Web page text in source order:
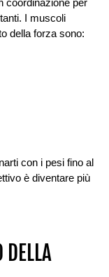
coordinazione per
I muscoli
della forza sono:
con i pesi fino al
è diventare più
DELLA